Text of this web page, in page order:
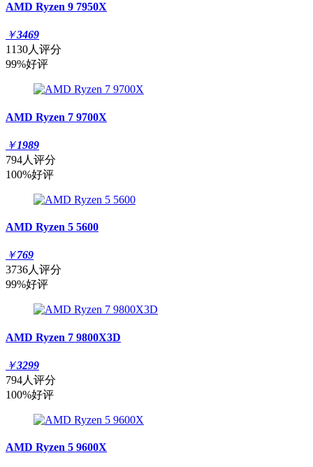
AMD Ryzen 9 7950X
￥3469
1130人评分
99%好评
AMD Ryzen 7 9700X
￥1989
794人评分
100%好评
AMD Ryzen 5 5600
￥769
3736人评分
99%好评
AMD Ryzen 7 9800X3D
￥3299
794人评分
100%好评
AMD Ryzen 5 9600X